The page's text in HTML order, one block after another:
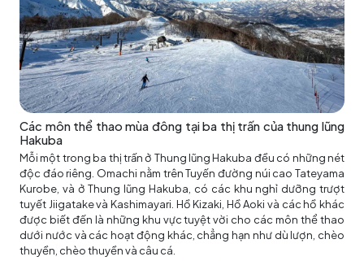
Các môn thể thao mùa đông tại ba thị trấn của thung lũng
Hakuba
Mỗi một trong ba thị trấn ở Thung lũng Hakuba đều có những nét
độc đáo riêng. Omachi nằm trên Tuyến đường núi cao Tateyama
Kurobe, và ở Thung lũng Hakuba, có các khu nghỉ dưỡng trượt
tuyết Jiigatake và Kashimayari. Hồ Kizaki, Hồ Aoki và các hồ khác
được biết đến là những khu vực tuyệt vời cho các môn thể thao
dưới nước và các hoạt động khác, chẳng hạn như dù lượn, chèo
thuyền, chèo thuyền và câu cá.